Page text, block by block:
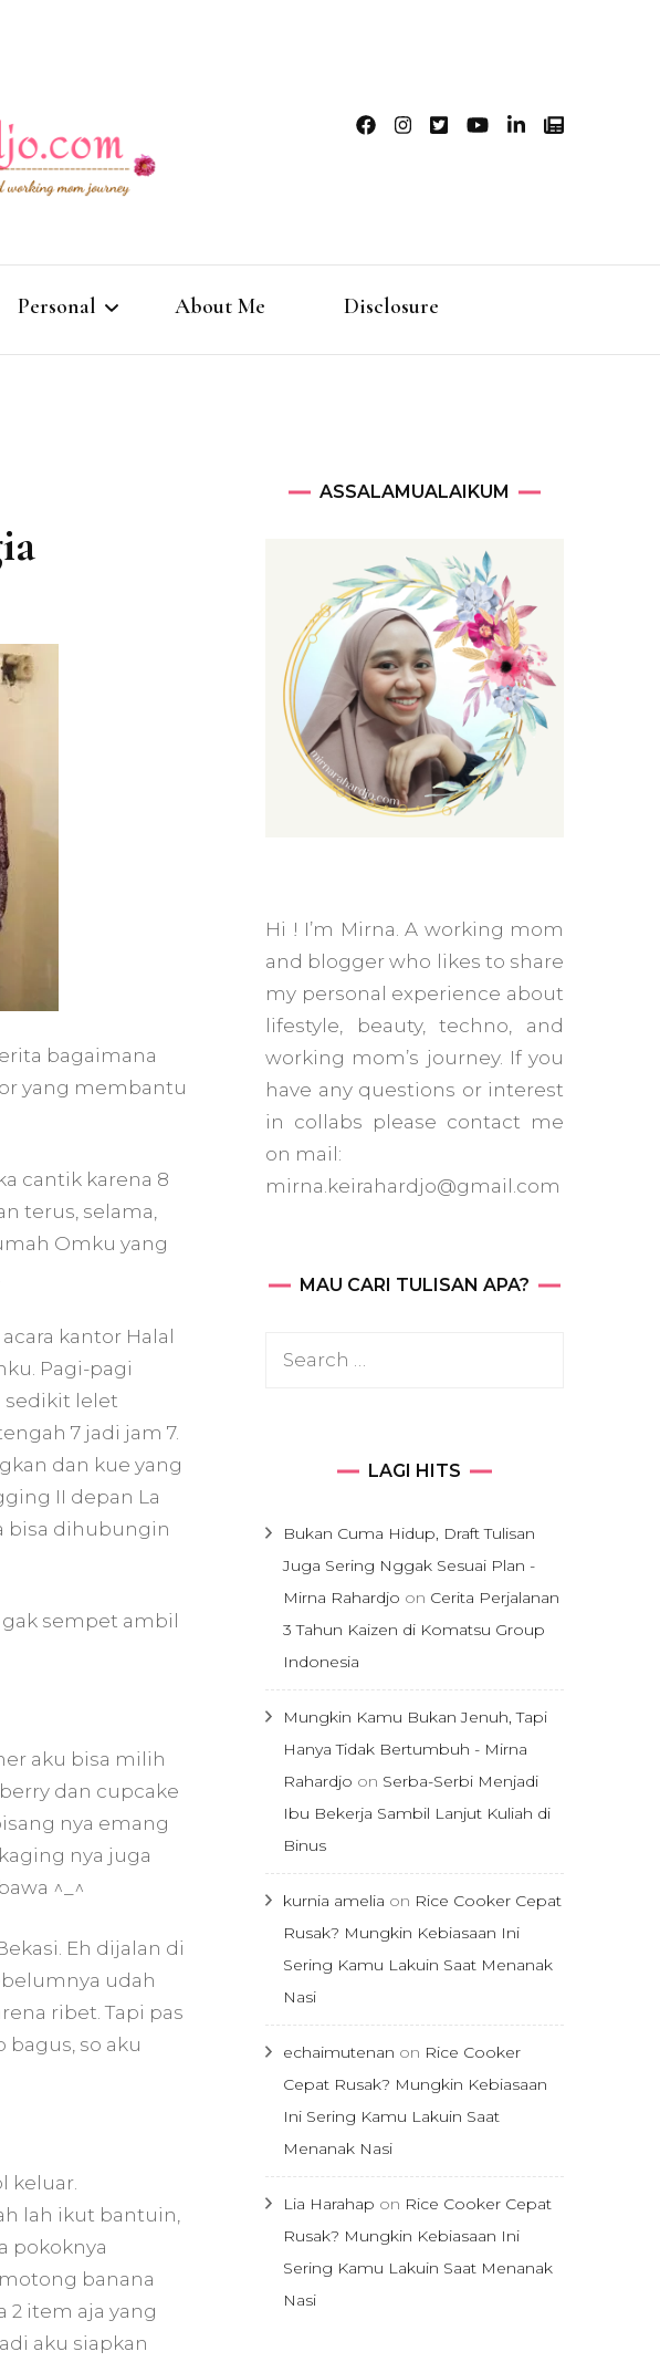
Rahardjo
Journey
Personal About Me Disclosure
bagaimana
yang membantu
cantik karena 8
terus, selama,
Omku yang
kantor Halal
Pagi-pagi
sedikit lelet
7 jadi jam 7.
dan kue yang
II depan La
bisa dihubungin
sempet ambil
aku bisa milih
dan cupcake
nya emang
nya juga
^_^
Eh dijalan di
udah
ribet. Tapi pas
so aku
keluar.
lah ikut bantuin,
pokoknya
banana
2 item aja yang
aku siapkan
ASSALAMUALAIKUM
Hi ! I’m Mirna. A working mom
and blogger who likes to share
my personal experience about
lifestyle, beauty, techno, and
working mom’s journey. If you
have any questions or interest
in collabs please contact me
on mail:
mirna.keirahardjo@gmail.com
MAU CARI TULISAN APA?
Search
LAGI HITS
Bukan Cuma Hidup, Draft Tulisan
Juga Sering Nggak Sesuai Plan -
Mirna Rahardjo on Cerita Perjalanan
3 Tahun Kaizen di Komatsu Group
Indonesia
Mungkin Kamu Bukan Jenuh, Tapi
Hanya Tidak Bertumbuh - Mirna
Rahardjo on Serba-Serbi Menjadi
Ibu Bekerja Sambil Lanjut Kuliah di
Binus
kurnia amelia on Rice Cooker Cepat
Rusak? Mungkin Kebiasaan Ini
Sering Kamu Lakuin Saat Menanak
Nasi
echaimutenan on Rice Cooker
Cepat Rusak? Mungkin Kebiasaan
Ini Sering Kamu Lakuin Saat
Menanak Nasi
Lia Harahap on Rice Cooker Cepat
Rusak? Mungkin Kebiasaan Ini
Sering Kamu Lakuin Saat Menanak
Nasi